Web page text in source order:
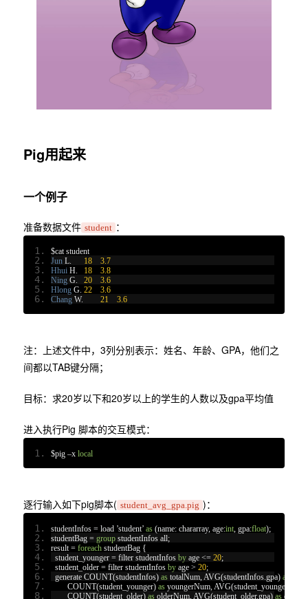
Pig用起来
一个例子
准备数据文件 student ：
$cat student
Jun L. 18
3.7
Hhui H. 18
3.8
Ning G. 20
3.6
Hlong G. 22
3.6
Chang W. 21 3.6
注：上述文件中，3列分别表示：姓名、年龄、GPA，他们之
间都以TAB键分隔；
目标：求20岁以下和20岁以上的学生的人数以及gpa平均值
进入执行Pig 脚本的交互模式：
$pig –x local
逐行输入如下pig脚本( student_avg_gpa.pig )：
studentInfos = load ’student’ as (name: chararray, age:int, gpa:float);
studentBag = group studentInfos all;
result = foreach studentBag {
  student_younger
= filter studentInfos by age <= 20;
  student_older
= filter studentInfos by age > 20;
  generate COUNT
(studentInfos) as totalNum, AVG(studentInfos. gpa) as
	COUNT
(student_younger) as youngerNum, AVG(student_younger
	COUNT
(student_older) as olderNum, AVG(student_older.gpa) as